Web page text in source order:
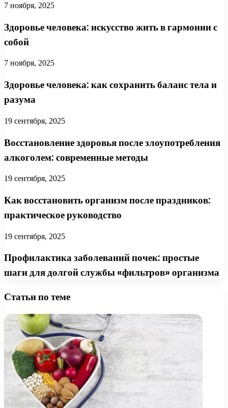
7 ноября, 2025
Здоровье человека: искусство жить в гармонии с
собой
7 ноября, 2025
Здоровье человека: как сохранить баланс тела и
разума
19 сентября, 2025
Восстановление здоровья после злоупотребления
алкоголем: современные методы
19 сентября, 2025
Как восстановить организм после праздников:
практическое руководство
19 сентября, 2025
Профилактика заболеваний почек: простые
шаги для долгой службы «фильтров» организма
Статьи по теме